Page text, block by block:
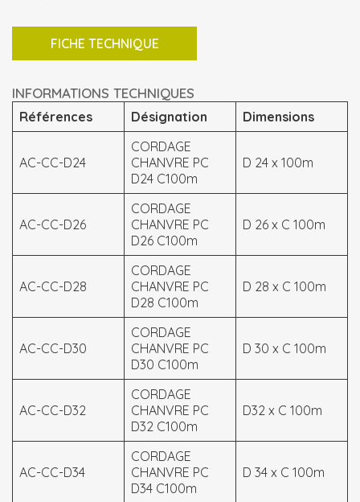
FICHE TECHNIQUE
INFORMATIONS TECHNIQUES
Références Désignation Dimensions
AC-CC-D24
CORDAGE
CHANVRE PC
D24 C100m
D 24 x 100m
AC-CC-D26
CORDAGE
CHANVRE PC
D26 C100m
D 26 x C 100m
AC-CC-D28
CORDAGE
CHANVRE PC
D28 C100m
D 28 x C 100m
AC-CC-D30
CORDAGE
CHANVRE PC
D30 C100m
D 30 x C 100m
AC-CC-D32
CORDAGE
CHANVRE PC
D32 C100m
D32 x C 100m
AC-CC-D34
CORDAGE
CHANVRE PC
D34 C100m
D 34 x C 100m